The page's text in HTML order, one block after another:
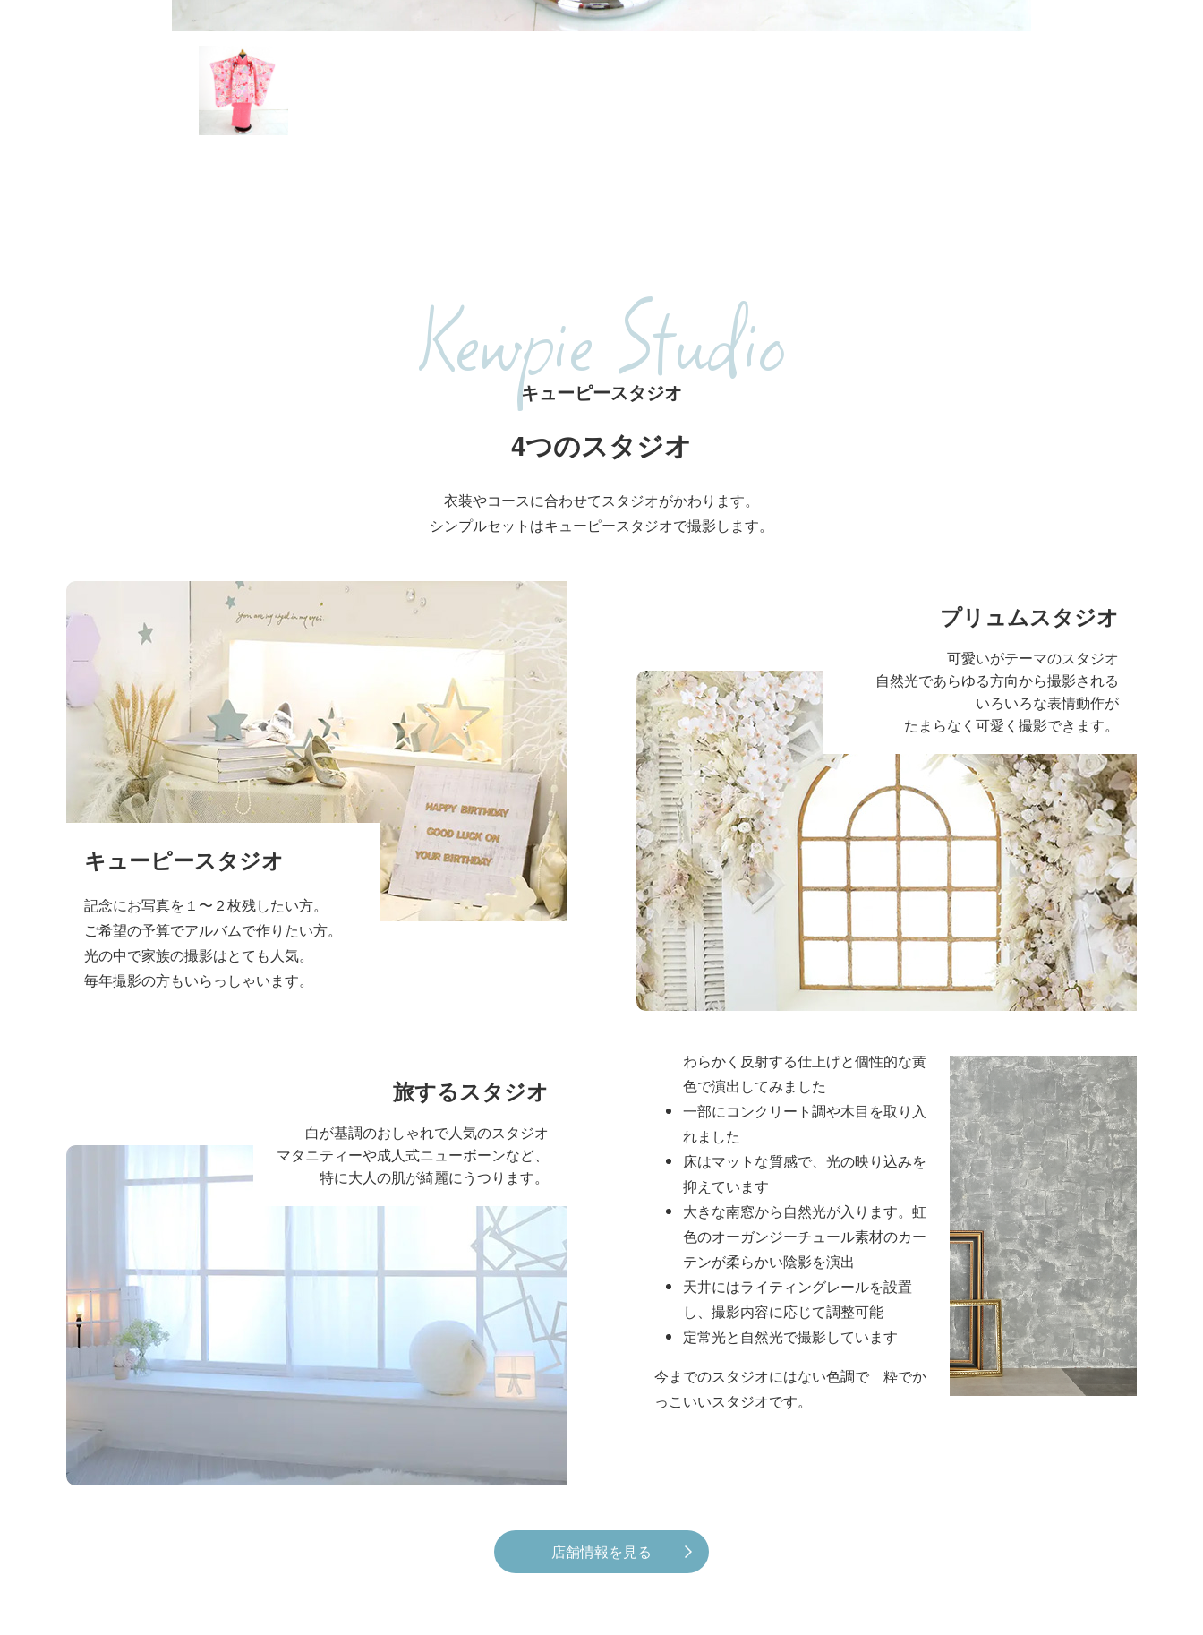
Kewpie Studio
キューピースタジオ
4つのスタジオ
衣装やコースに合わせてスタジオがかわります。
シンプルセットはキューピースタジオで撮影します。
キューピースタジオ
記念にお写真を１〜２枚残したい方。
ご希望の予算でアルバムで作りたい方。
光の中で家族の撮影はとても人気。
毎年撮影の方もいらっしゃいます。
プリュムスタジオ
可愛いがテーマのスタジオ
自然光であらゆる方向から撮影される
いろいろな表情動作が
たまらなく可愛く撮影できます。
旅するスタジオ
白が基調のおしゃれで人気のスタジオ
マタニティーや成人式ニューボーンなど、
特に大人の肌が綺麗にうつります。
リルスタジオ
シンプルで清潔感のある広い空間のスタジ
オです
天井も3メートルの高さで写真に広さを感
じさせます
全体の雰囲気
スタジオ全体は
シンプルで清潔感のある空
間を基調とし、被写体が最も美しく引き立
つようデザインされています。
わらかく反射する仕上げと個性的な黄
色で演出してみました
一部にコンクリート調や木目を取り入
れました
床はマットな質感で、光の映り込みを
抑えています
大きな南窓から自然光が入ります。虹
色のオーガンジーチュール素材のカー
テンが柔らかい陰影を演出
天井にはライティングレールを設置
し、撮影内容に応じて調整可能
定常光と自然光で撮影しています
今までのスタジオにはない色調で 粋でか
っこいいスタジオです。
店舗情報を見る